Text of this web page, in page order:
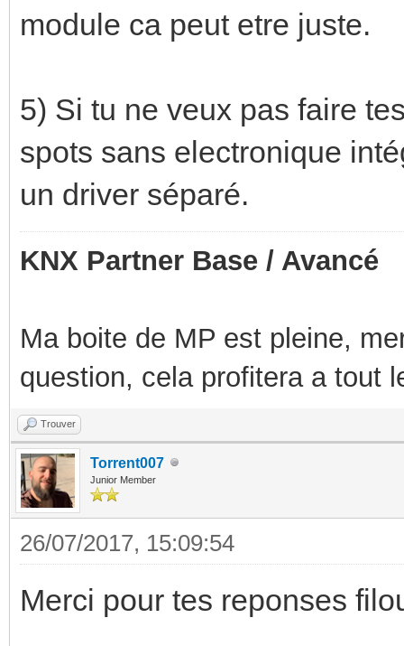
module ca peut etre juste.
5) Si tu ne veux pas faire
spots sans electronique
un driver séparé.
KNX Partner Base / Avancé
Ma boite de MP est pleine,
question, cela profitera a tout
Trouver
Torrent007
Junior Member
26/07/2017, 15:09:54
Merci pour tes reponses